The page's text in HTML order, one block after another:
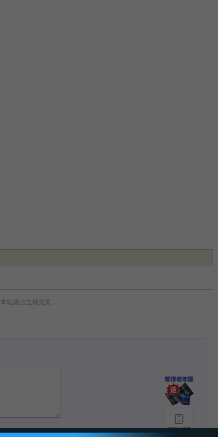
站观点立场无关。
下载APP